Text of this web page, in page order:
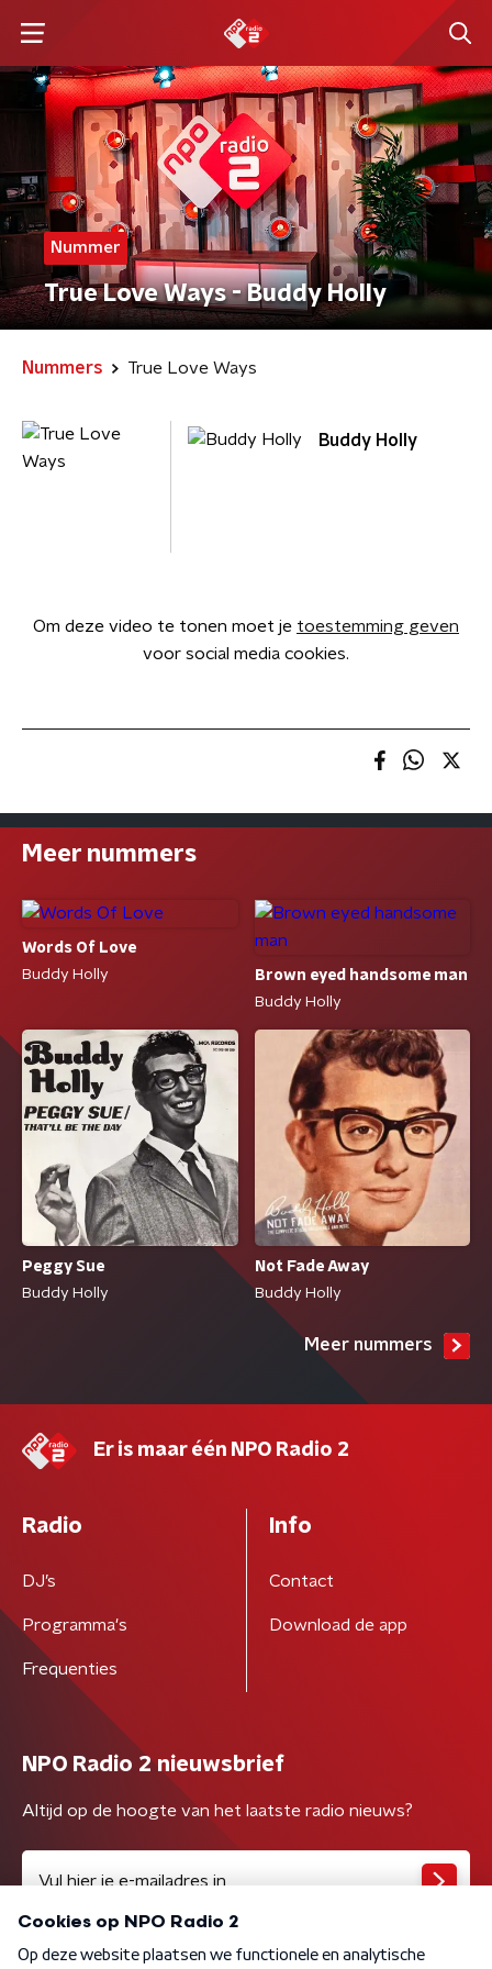
Nummer
True Love Ways - Buddy Holly
Nummers True Love Ways
Buddy Holly
Om deze video te tonen moet je toestemming geven
voor social media cookies.
Meer nummers
Words Of Love
Buddy Holly
Brown eyed handsome man
Buddy Holly
Peggy Sue
Buddy Holly
Not Fade Away
Buddy Holly
Meer nummers
Er is maar één NPO Radio 2
Radio
DJ’s
Programma's
Frequenties
Info
Contact
Download de app
NPO Radio 2 nieuwsbrief
Altijd op de hoogte van het laatste radio nieuws?